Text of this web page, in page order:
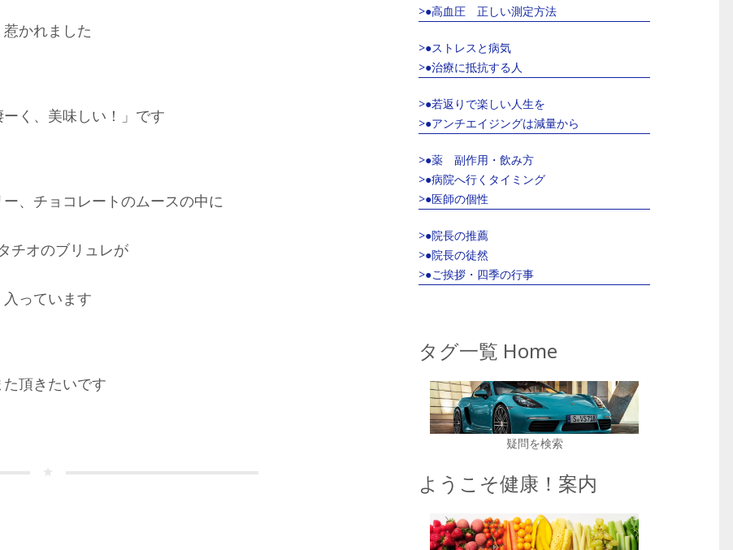
惹かれました
く、美味しい！」です
、チョコレートのムースの中に
チオのブリュレが
入っています
た頂きたいです
>●高血圧 正しい測定方法
>●ストレスと病気
>●治療に抵抗する人
>●若返りで楽しい人生を
>●アンチエイジングは減量から
>●薬 副作用・飲み方
>●病院へ行くタイミング
>●医師の個性
>●院長の推薦
>●院長の徒然
>●ご挨拶・四季の行事
タグ一覧 Home
疑問を検索
ようこそ健康！案内